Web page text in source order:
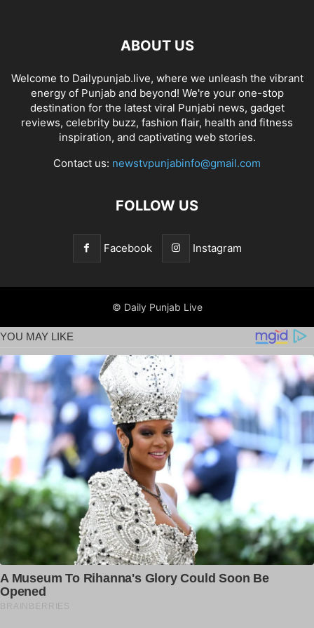
ABOUT US
Welcome to Dailypunjab.live, where we unleash the vibrant
energy of Punjab and beyond! We're your one-stop
destination for the latest viral Punjabi news, gadget
reviews, celebrity buzz, fashion flair, health and fitness
inspiration, and captivating web stories.
Contact us: newstvpunjabinfo@gmail.com
FOLLOW US
Facebook Instagram
© Daily Punjab Live